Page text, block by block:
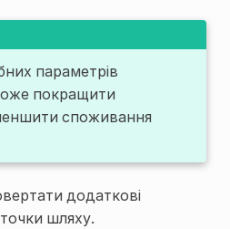
параметрів
покращити
споживання
додаткові
шляху.